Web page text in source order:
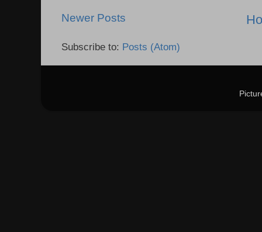
Newer Posts
Subscribe to: Posts (Atom)